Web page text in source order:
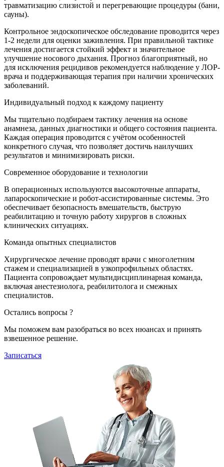
травматизацию слизистой и перегревающие процедуры (бани,
сауны).
Контрольное эндоскопическое обследование проводится через
1-2 недели для оценки заживления. При правильной тактике
лечения достигается стойкий эффект и значительное
улучшение носового дыхания. Прогноз благоприятный, но
для исключения рецидивов рекомендуется наблюдение у ЛОР-
врача и поддерживающая терапия при наличии хронических
заболеваний.
Индивидуальный подход к каждому пациенту
Мы тщательно подбираем тактику лечения на основе
анамнеза, данных диагностики и общего состояния пациента.
Каждая операция проводится с учётом особенностей
конкретного случая, что позволяет достичь наилучших
результатов и минимизировать риски.
Современное оборудование и технологии
В операционных используются высокоточные аппараты,
лапароскопические и робот-ассистированные системы. Это
обеспечивает безопасность вмешательств, быструю
реабилитацию и точную работу хирургов в сложных
клинических ситуациях.
Команда опытных специалистов
Хирургическое лечение проводят врачи с многолетним
стажем и специализацией в узкопрофильных областях.
Пациента сопровождает мультидисциплинарная команда,
включая анестезиолога, реабилитолога и смежных
специалистов.
Остались вопросы ?
Мы поможем вам разобраться во всех нюансах и принять
взвешенное решение.
Записаться